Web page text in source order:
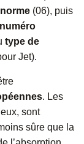
(06), puis
numéro
type de
Jet).
. Les
sont
sûre que la